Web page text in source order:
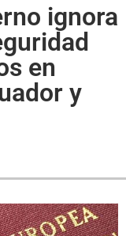
ignora
en
y